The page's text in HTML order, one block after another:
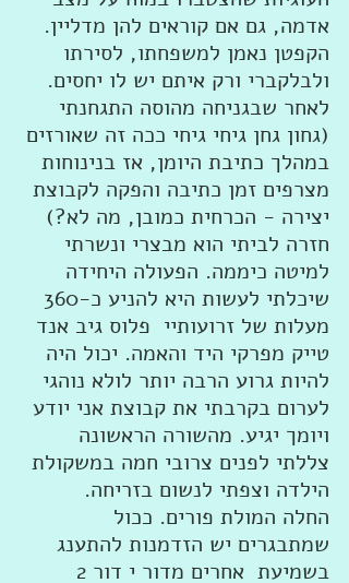
אדמה, גם אם קוראים להן מדליין.
הקפטן נאמן למשפחתו, לסירתו
ולבלקברי ורק איתם יש לו יחסים.
לאחר שבגניחה מהוסה התגחנתי
(גחון גחן גיחי גיחי ככה זה שאורזים
במהלך כתיבת היומן, אז בנינוחות
מצרפים זמן כתיבה והפקה לקבוצת
יצירה - הכרחית כמובן, מה לא?)
חזרה לביתי הוא מבצרי ונשרתי
למיטה כיממה. הפעולה היחידה
מעלות של זרועותיי  פלוס גיב אנד
טייק מפרקי היד והאמה. יכול היה
להיות גרוע הרבה יותר לולא נוהגי
לערום בקרבתי את קבוצת אני יודע
ויומך יגיע. מהשורה הראשונה
צללתי לפנים צרובי חמה במשקולת
הילדה וצפתי לנשום בזריחה.
החלה המולת פורים. ככול
שמתבגרים יש הזדמנות להתענג